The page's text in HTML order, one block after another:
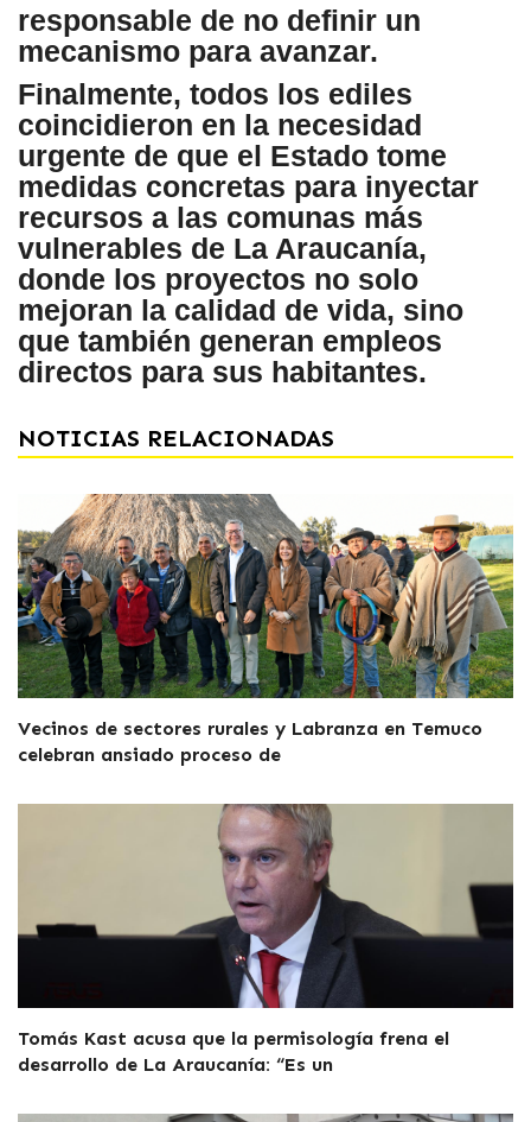
responsable de no definir un
mecanismo para avanzar.
Finalmente, todos los ediles
coincidieron en la necesidad
urgente de que el Estado tome
medidas concretas para inyectar
recursos a las comunas más
vulnerables de La Araucanía,
donde los proyectos no solo
mejoran la calidad de vida, sino
que también generan empleos
directos para sus habitantes.
NOTICIAS RELACIONADAS
Vecinos de sectores rurales y Labranza en Temuco
celebran ansiado proceso de
Tomás Kast acusa que la permisología frena el
desarrollo de La Araucanía: “Es un